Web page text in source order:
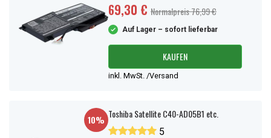
69,30 € Normalpreis 76,99 €
Auf Lager – sofort lieferbar
KAUFEN
inkl. MwSt. /Versand
10% Toshiba Satellite C40-AD05B1 etc.
5